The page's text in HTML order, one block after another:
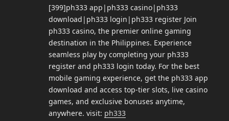
[399]ph333 app|ph333 casino|ph333
download|ph333 login|ph333 register Join
ph333 casino, the premier online gaming
destination in the Philippines. Experience
seamless play by completing your ph333
register and ph333 login today. For the best
mobile gaming experience, get the ph333 app
download and access top-tier slots, live casino
games, and exclusive bonuses anytime,
anywhere. visit: ph333